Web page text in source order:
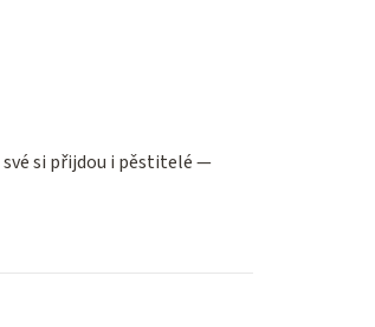
své si přijdou i pěstitelé —